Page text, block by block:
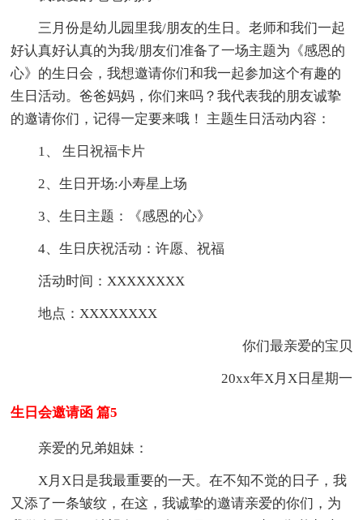
三月份是幼儿园里我/朋友的生日。老师和我们一起
好认真好认真的为我/朋友们准备了一场主题为《感恩的
心》的生日会，我想邀请你们和我一起参加这个有趣的
生日活动。爸爸妈妈，你们来吗？我代表我的朋友诚挚
的邀请你们，记得一定要来哦！ 主题生日活动内容：
1、 生日祝福卡片
2、生日开场:小寿星上场
3、生日主题：《感恩的心》
4、生日庆祝活动：许愿、祝福
活动时间：XXXXXXXX
地点：XXXXXXXX
你们最亲爱的宝贝
20xx年X月X日星期一
生日会邀请函 篇5
亲爱的兄弟姐妹：
X月X日是我最重要的一天。在不知不觉的日子，我
又添了一条皱纹，在这，我诚挚的邀请亲爱的你们，为